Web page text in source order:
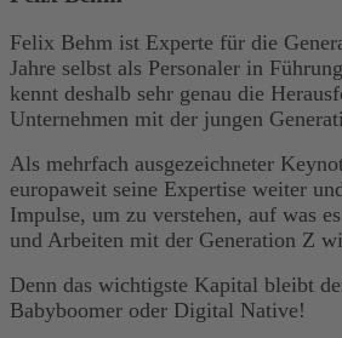
Felix Behm ist Experte für die
Jahre selbst als Personaler in
kennt deshalb sehr genau die
Unternehmen mit der jungen
Als mehrfach ausgezeichneter
europaweit seine Expertise weiter
Impulse, um zu verstehen, auf was
und Arbeiten mit der Generation Z
Denn das wichtigste Kapital bleibt
Babyboomer oder Digital Native!